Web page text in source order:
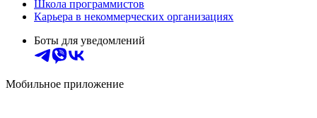
Школа программистов
Карьера в некоммерческих организациях
Боты для уведомлений
Мобильное приложение